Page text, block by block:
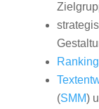
(SMM)